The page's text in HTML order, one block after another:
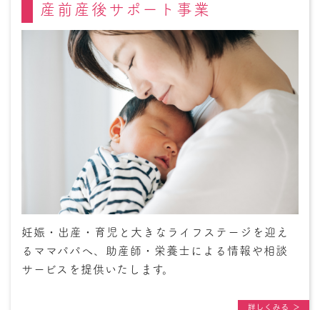
産前産後サポート事業
妊娠・出産・育児と大きなライフステージを迎え
るママパパへ、助産師・栄養士による情報や相談
サービスを提供いたします。